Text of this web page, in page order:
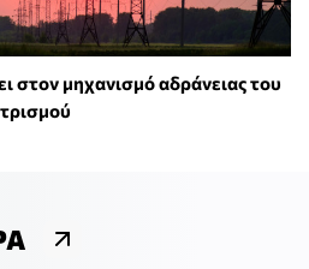
στον μηχανισμό αδράνειας του